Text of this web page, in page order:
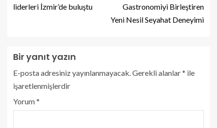
liderleri İzmir’de buluştu
Gastronomiyi Birleştiren
Yeni Nesil Seyahat Deneyimi
Bir yanıt yazın
E-posta adresiniz yayınlanmayacak. Gerekli alanlar* ile
işaretlenmişlerdir
Yorum*